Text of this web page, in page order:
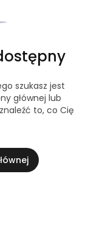
szukasz jest
głównej lub
to, co Cię